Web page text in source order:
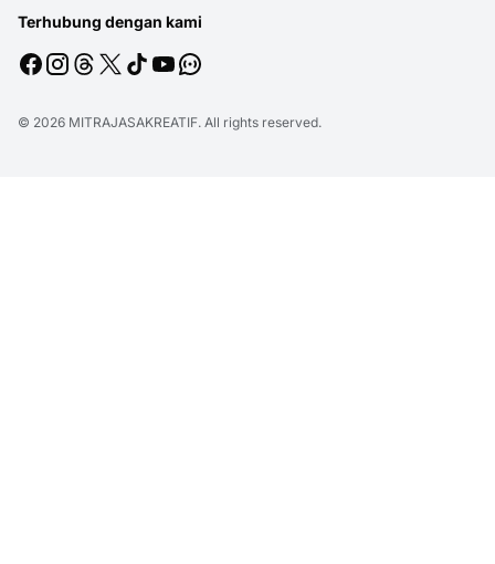
Terhubung dengan kami
© 2026 MITRAJASAKREATIF. All rights reserved.